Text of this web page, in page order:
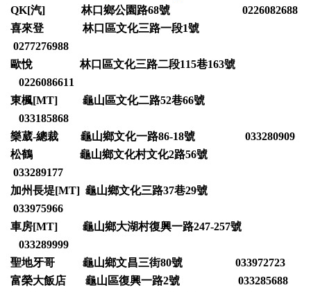
QK[汽] 林口鄉公園路68號 0226082688
喜來登 林口區文化三路一段1號
0277276988
歐悅 林口區文化三路二段115巷163號
0226086611
東楓[MT] 龜山區文化二路52巷66號
033185868
樂葳-總裁 龜山鄉文化一路86-18號 033280909
松鶴 龜山鄉文化村文化2路56號
033289177
加州長堤[MT] 龜山鄉文化三路37巷29號
033975966
車房[MT] 龜山鄉大湖村復興一路247-257號
033289999
聖地牙哥 龜山鄉文昌三街80號 033972723
富榮大飯店 龜山區復興一路2號 033285688